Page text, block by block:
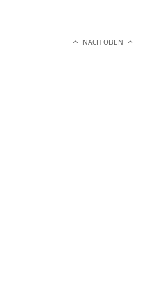
NACH OBEN